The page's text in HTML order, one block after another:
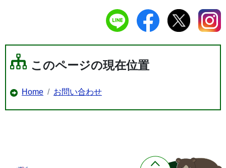
このページの現在位置
Home お問い合わせ